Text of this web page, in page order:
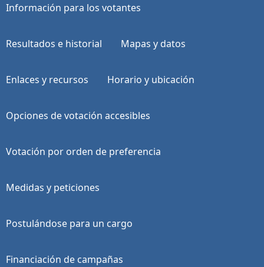
Información para los votantes
Resultados e historial Mapas y datos
Enlaces y recursos Horario y ubicación
Opciones de votación accesibles
Votación por orden de preferencia
Medidas y peticiones
Postulándose para un cargo
Financiación de campañas